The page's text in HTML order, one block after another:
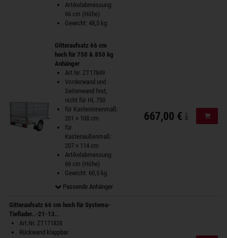
Artikelabmessung:
66 cm (Höhe)
Gewicht: 48,5 kg
Gitteraufsatz 66 cm
hoch für 750 & 850 kg
Anhänger
Art.Nr. ZT17849
Vorderwand und
Seitenwand fest,
nicht für HL 750
für Kasteninnenmaß:
201 × 108 cm
für
Kastenaußenmaß:
207 × 114 cm
Artikelabmessung:
66 cm (Höhe)
Gewicht: 60,5 kg
Passende Anhänger
667,00 €
Gitteraufsatz 66 cm hoch für Systema-
Tieflader..-21-13..
Art.Nr. ZT171828
Rückwand klappbar